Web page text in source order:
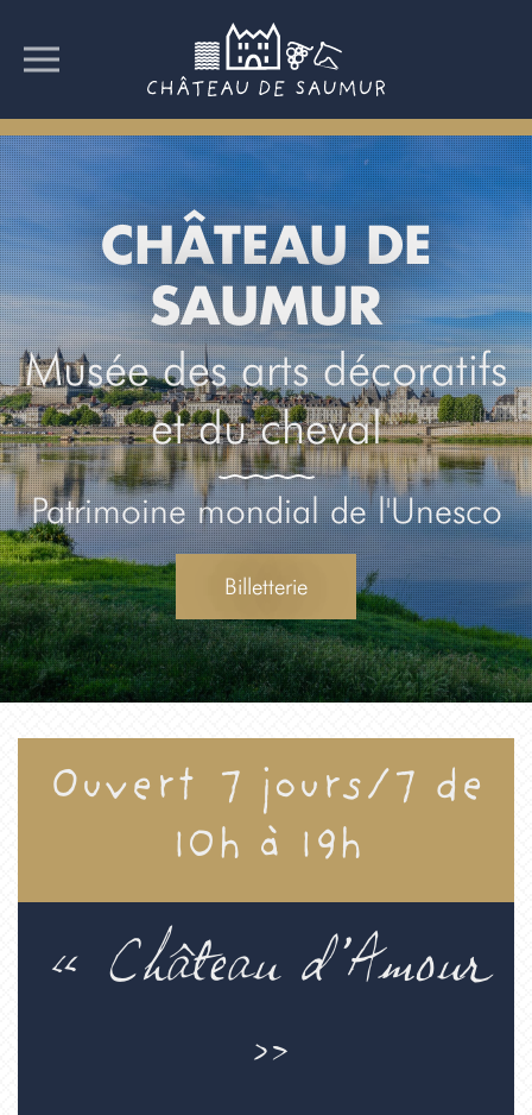
CHÂTEAU DE
SAUMUR
Musée des arts décoratifs
et du cheval
Patrimoine mondial de l'Unesco
Billetterie
Ouvert 7 jours/7 de
10h à 19h
« Château d’Amour
»